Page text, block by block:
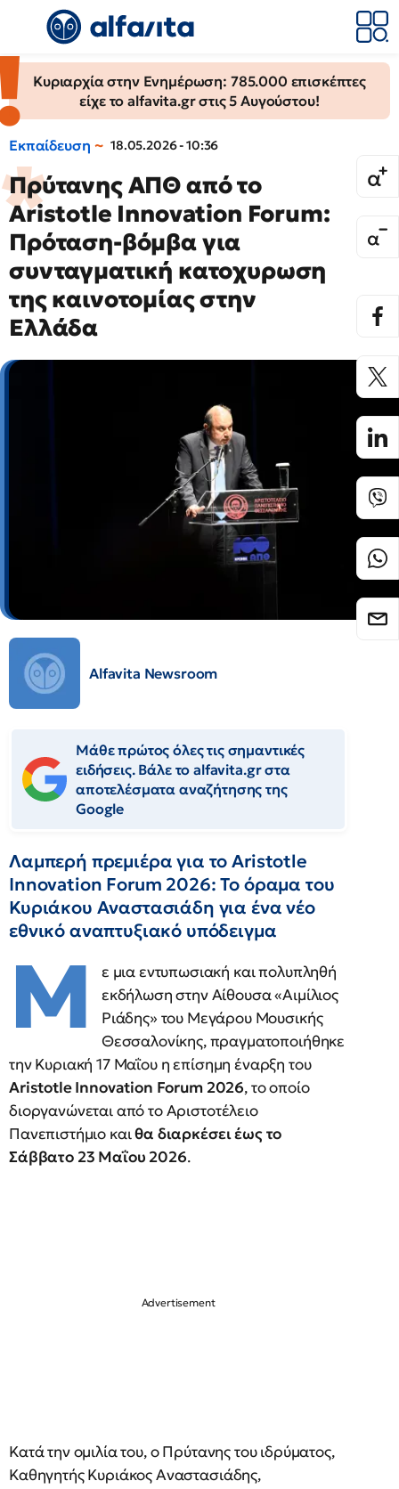
Κυριαρχία στην Ενημέρωση: 785.000 επισκέπτες
είχε το alfavita.gr στις 5 Αυγούστου!
Εκπαίδευση 18.05.2026 - 10:36
Πρύτανης ΑΠΘ από το
Aristotle Innovation Forum:
Πρόταση-βόμβα για
συνταγματική κατοχυρωση
της καινοτομίας στην
Ελλάδα
Alfavita Newsroom
Μάθε πρώτος όλες τις σημαντικές
ειδήσεις. Βάλε το alfavita.gr στα
αποτελέσματα αναζήτησης της
Google
Λαμπερή πρεμιέρα για το Aristotle
Innovation Forum 2026: Το όραμα του
Κυριάκου Αναστασιάδη για ένα νέο
εθνικό αναπτυξιακό υπόδειγμα
Μ
ε μια εντυπωσιακή και πολυπληθή
εκδήλωση στην Αίθουσα «Αιμίλιος
Ριάδης» του Μεγάρου Μουσικής
Θεσσαλονίκης, πραγματοποιήθηκε
την Κυριακή 17 Μαΐου η επίσημη έναρξη του
Aristotle Innovation Forum 2026, το οποίο
διοργανώνεται από το Αριστοτέλειο
Πανεπιστήμιο καιθα διαρκέσει έως το
Σάββατο 23 Μαΐου 2026.
Κατά την ομιλία του, ο Πρύτανης του ιδρύματος,
Καθηγητής Κυριάκος Αναστασιάδης,